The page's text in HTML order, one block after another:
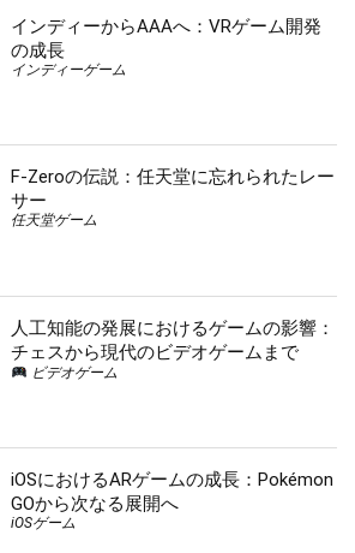
インディーからAAAへ：VRゲーム開発
の成長
インディーゲーム
F-Zeroの伝説：任天堂に忘れられたレー
サー
任天堂ゲーム
人工知能の発展におけるゲームの影響：
チェスから現代のビデオゲームまで
ビデオゲーム
iOSにおけるARゲームの成長：Pokémon
GOから次なる展開へ
iOSゲーム